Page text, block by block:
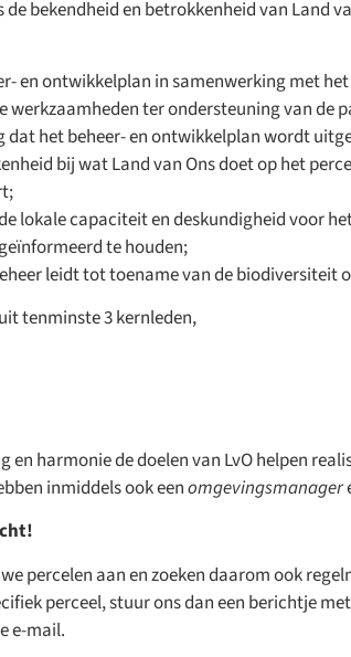
de bekendheid en betrokkenheid van
en ontwikkelplan in samenwerking met
werkzaamheden ter ondersteuning van de
dat het beheer- en ontwikkelplan wordt
bij wat Land van Ons doet op het
lokale capaciteit en deskundigheid voor
te houden;
leidt tot toename van de biodiversiteit
tenminste 3 kernleden,
en harmonie de doelen van LvO helpen
inmiddels ook eenomgevingsmanager
percelen aan en zoeken daarom ook
perceel, stuur ons dan een berichtje
e-mail.